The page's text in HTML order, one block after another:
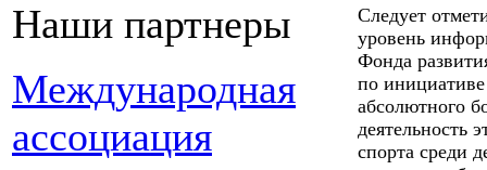
Наши партнеры
Международная
ассоциация
Следует
уровень
Фонда
по
абсолютного
деятельность
спорта среди